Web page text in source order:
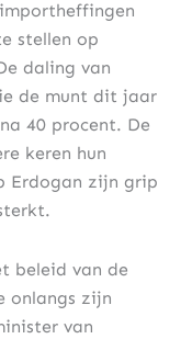
stellen op
daling van
de munt dit jaar
40 procent. De
keren hun
Erdogan zijn grip
beleid van de
onlangs zijn
van